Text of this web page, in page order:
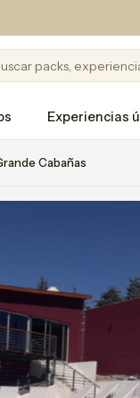
Experiencias
Cabañas